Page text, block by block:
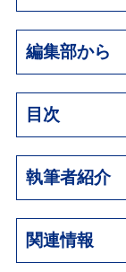
編集部から
目次
執筆者紹介
関連情報